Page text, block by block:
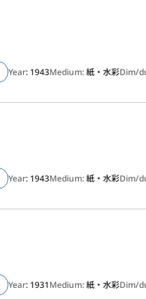
Year: 1943Medium:紙・水彩Dim/
Year: 1943Medium:紙・水彩Dim/
Year: 1931Medium:紙・水彩Dim/